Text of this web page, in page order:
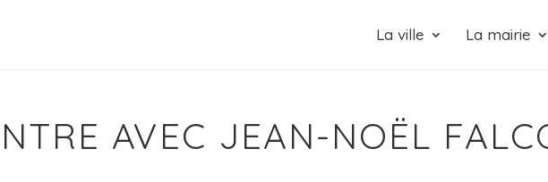
La ville La mairie
AVEC JEAN-NOËL